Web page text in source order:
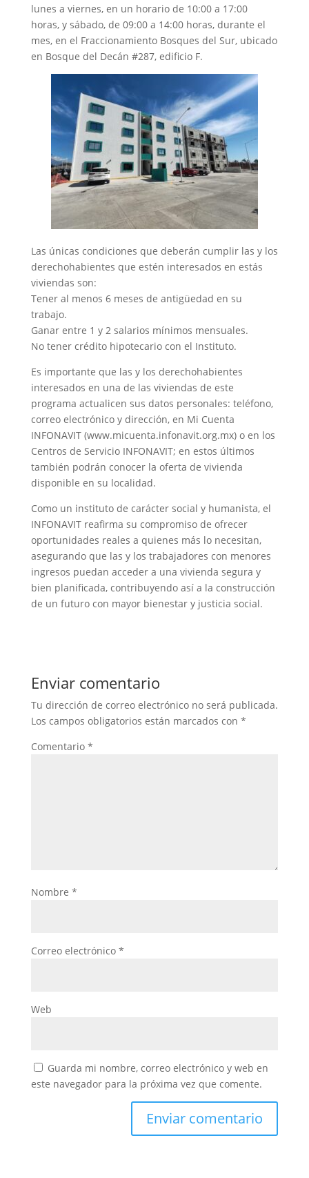
lunes a viernes, en un horario de 10:00 a 17:00
horas, y sábado, de 09:00 a 14:00 horas, durante el
mes, en el Fraccionamiento Bosques del Sur, ubicado
en Bosque del Decán #287, edificio F.
Las únicas condiciones que deberán cumplir las y los
derechohabientes que estén interesados en estás
viviendas son:
Tener al menos 6 meses de antigüedad en su
trabajo.
Ganar entre 1 y 2 salarios mínimos mensuales.
No tener crédito hipotecario con el Instituto.
Es importante que las y los derechohabientes
interesados en una de las viviendas de este
programa actualicen sus datos personales: teléfono,
correo electrónico y dirección, en Mi Cuenta
INFONAVIT (www.micuenta.infonavit.org.mx) o en los
Centros de Servicio INFONAVIT; en estos últimos
también podrán conocer la oferta de vivienda
disponible en su localidad.
Como un instituto de carácter social y humanista, el
INFONAVIT reafirma su compromiso de ofrecer
oportunidades reales a quienes más lo necesitan,
asegurando que las y los trabajadores con menores
ingresos puedan acceder a una vivienda segura y
bien planificada, contribuyendo así a la construcción
de un futuro con mayor bienestar y justicia social.
Enviar comentario
Tu dirección de correo electrónico no será publicada.
Los campos obligatorios están marcados con *
Comentario *
Nombre *
Correo electrónico *
Web
Guarda mi nombre, correo electrónico y web en
este navegador para la próxima vez que comente.